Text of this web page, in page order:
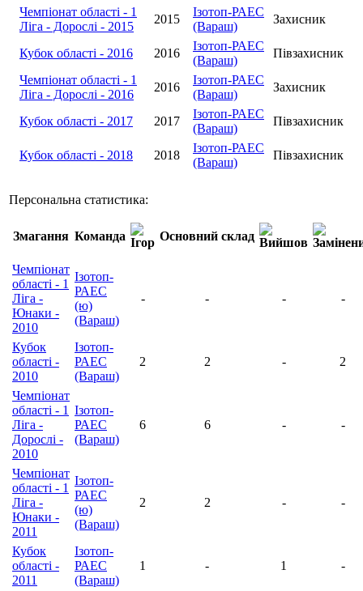
Чемпіонат області - 1
Ліга - Дорослі - 2015
2015
Ізотоп-РАЕС
(Вараш)
Захисник
Кубок області - 2016 2016
Ізотоп-РАЕС
(Вараш)
Півзахисник
Чемпіонат області - 1
Ліга - Дорослі - 2016
2016
Ізотоп-РАЕС
(Вараш)
Захисник
Кубок області - 2017 2017
Ізотоп-РАЕС
(Вараш)
Півзахисник
Кубок області - 2018 2018
Ізотоп-РАЕС
(Вараш)
Півзахисник
Персональна статистика:
Змагання Команда Основний склад
Чемпіонат
області - 1
Ліга -
Юнаки -
2010
Ізотоп-
РАЕС
(ю)
(Вараш)
- - - -
Кубок
області -
2010
Ізотоп-
РАЕС
(Вараш)
2 2 - 2
Чемпіонат
області - 1
Ліга -
Дорослі -
2010
Ізотоп-
РАЕС
(Вараш)
6 6 - -
Чемпіонат
області - 1
Ліга -
Юнаки -
2011
Ізотоп-
РАЕС
(ю)
(Вараш)
2 2 - -
Кубок
області -
2011
Ізотоп-
РАЕС
(Вараш)
1 - 1 -